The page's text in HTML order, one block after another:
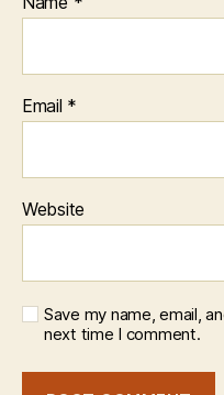
Email *
Website
Save my name, email,
next time I comment.